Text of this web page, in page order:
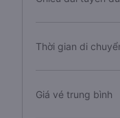
Thời gian di
Giá vé trung bình